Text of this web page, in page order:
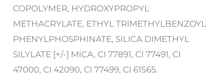
COPOLYMER, HYDROXYPROPYL
METHACRYLATE, ETHYL TRIMETHYLBENZOYL
PHENYLPHOSPHINATE, SILICA DIMETHYL
SILYLATE [+/-] MICA, CI 77891, CI 77491, CI
47000, CI 42090, CI 77499, CI 61565.